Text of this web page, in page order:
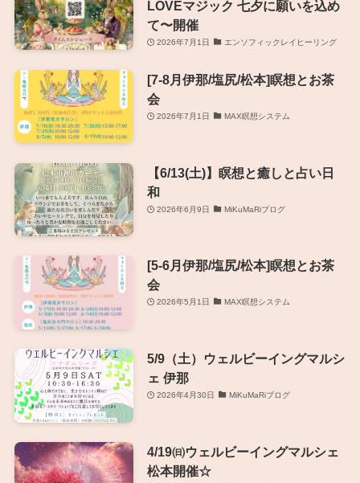
LOVEマジック 七夕に願いを込め
て〜開催
2026年7月1日 エンソフィックレイヒーリング
[7-8月伊那/塩尻/松本]瞑想とお茶
会
2026年7月1日 MAX瞑想システム
【6/13(土)】瞑想と癒しと占い日
和
2026年6月9日 MiKuMaRiブログ
[5-6月伊那/塩尻/松本]瞑想とお茶
会
2026年5月1日 MAX瞑想システム
5/9（土）ウェルビーイングマルシ
ェ 伊那
2026年4月30日 MiKuMaRiブログ
4/19㈰ウェルビーイングマルシェ
松本開催☆